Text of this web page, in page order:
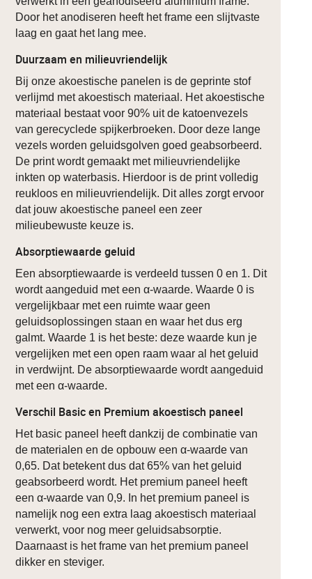
Door het anodiseren heeft het frame een slijtvaste
laag en gaat het lang mee.
Duurzaam en milieuvriendelijk
Bij onze akoestische panelen is de geprinte stof
verlijmd met akoestisch materiaal. Het akoestische
materiaal bestaat voor 90% uit de katoenvezels
van gerecyclede spijkerbroeken. Door deze lange
vezels worden geluidsgolven goed geabsorbeerd.
De print wordt gemaakt met milieuvriendelijke
inkten op waterbasis. Hierdoor is de print volledig
reukloos en milieuvriendelijk. Dit alles zorgt ervoor
dat jouw akoestische paneel een zeer
milieubewuste keuze is.
Absorptiewaarde geluid
Een absorptiewaarde is verdeeld tussen 0 en 1. Dit
wordt aangeduid met een α-waarde. Waarde 0 is
vergelijkbaar met een ruimte waar geen
geluidsoplossingen staan en waar het dus erg
galmt. Waarde 1 is het beste: deze waarde kun je
vergelijken met een open raam waar al het geluid
in verdwijnt. De absorptiewaarde wordt aangeduid
met een α-waarde.
Verschil Basic en Premium akoestisch paneel
Het basic paneel heeft dankzij de combinatie van
de materialen en de opbouw een α-waarde van
0,65. Dat betekent dus dat 65% van het geluid
geabsorbeerd wordt. Het premium paneel heeft
een α-waarde van 0,9. In het premium paneel is
namelijk nog een extra laag akoestisch materiaal
verwerkt, voor nog meer geluidsabsorptie.
Daarnaast is het frame van het premium paneel
dikker en steviger.